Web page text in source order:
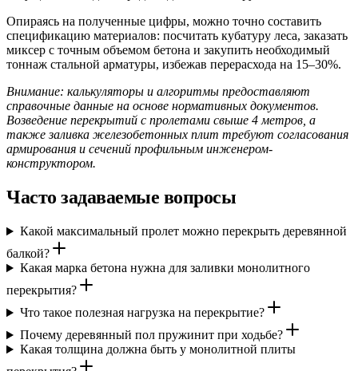
Опираясь на полученные цифры, можно точно составить
спецификацию материалов: посчитать кубатуру леса, заказать
миксер с точным объемом бетона и закупить необходимый
тоннаж стальной арматуры, избежав перерасхода на 15–30%.
Внимание: калькуляторы и алгоритмы предоставляют
справочные данные на основе нормативных документов.
Возведение перекрытий с пролетами свыше 4 метров, а
также заливка железобетонных плит требуют согласования
армирования и сечений профильным инженером-
конструктором.
Часто задаваемые вопросы
Какой максимальный пролет можно перекрыть деревянной
балкой?
Какая марка бетона нужна для заливки монолитного
перекрытия?
Что такое полезная нагрузка на перекрытие?
Почему деревянный пол пружинит при ходьбе?
Какая толщина должна быть у монолитной плиты